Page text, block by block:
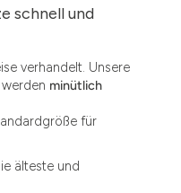
schnell und
verhandelt. Unsere
minütlich
für
älteste und